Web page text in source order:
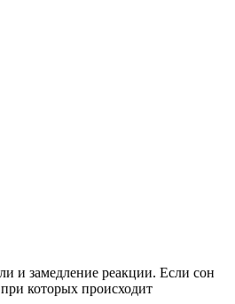
и замедление реакции. Если сон
которых происходит